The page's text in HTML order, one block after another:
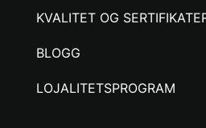
KVALITET OG
BLOGG
LOJALITETSPROGRAM